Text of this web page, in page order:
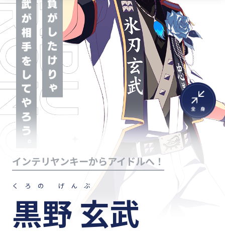
インテリヤンキーからアイドルへ！
くろの げんぶ
黒野 玄武